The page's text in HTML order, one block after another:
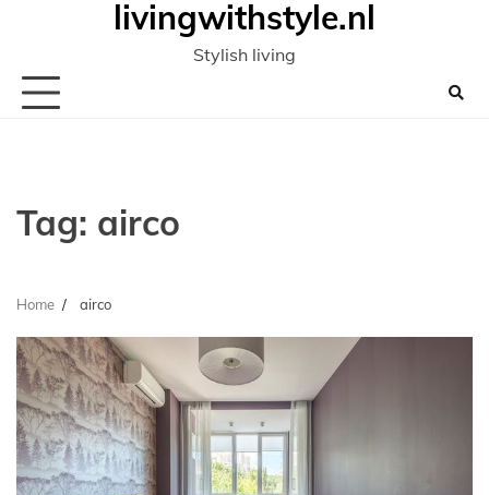
inhoud
livingwithstyle.nl
Stylish living
Tag: airco
Home airco